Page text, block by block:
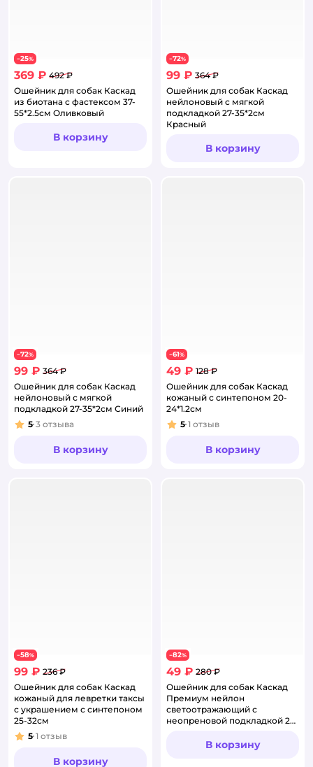
−25%
369 ₽ 492 ₽
Ошейник для собак Каскад
из биотана с фастексом 37-
55*2.5см Оливковый
В корзину
−72%
99 ₽ 364 ₽
Ошейник для собак Каскад
нейлоновый с мягкой
подкладкой 27-35*2см
Красный
В корзину
−72%
99 ₽ 364 ₽
Ошейник для собак Каскад
нейлоновый с мягкой
подкладкой 27-35*2см Синий
Рейтинг:
5 3 отзыва
В корзину
−61%
49 ₽ 128 ₽
Ошейник для собак Каскад
кожаный с синтепоном 20-
24*1.2см
Рейтинг:
5 1 отзыв
В корзину
−58%
99 ₽ 236 ₽
Ошейник для собак Каскад
кожаный для левретки таксы
с украшением с синтепоном
25-32см
Рейтинг:
5 1 отзыв
В корзину
−82%
49 ₽ 280 ₽
Ошейник для собак Каскад
Премиум нейлон
светоотражающий с
неопреновой подкладкой 26-
В корзину